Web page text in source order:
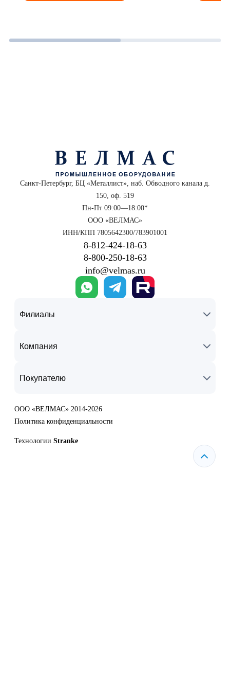
Санкт-Петербург, БЦ «Металлист», наб. Обводного канала д.
150, оф. 519
Пн-Пт 09:00—18:00*
ООО «ВЕЛМАС»
ИНН/КПП 7805642300/783901001
8‑812‑424‑18‑63
8‑800‑250‑18‑63
info@velmas.ru
Филиалы
Компания
Покупателю
ООО «ВЕЛМАС» 2014-2026
Политика конфиденциальности
Технологии Stranke